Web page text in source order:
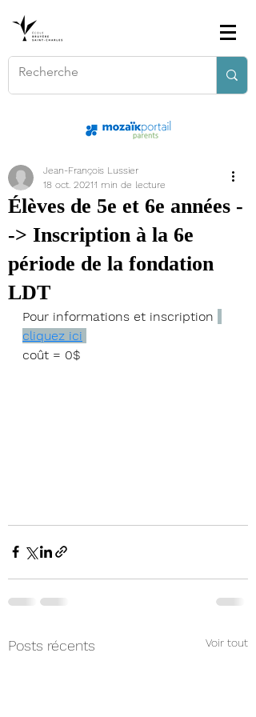
Élèves de 5e et 6e années -
-> Inscription à la 6e
période de la fondation
LDT
Jean-François Lussier
18 oct. 20211 min de lecture
Pour informations et inscription
cliquez ici
coût = 0$
Posts récents Voir tout